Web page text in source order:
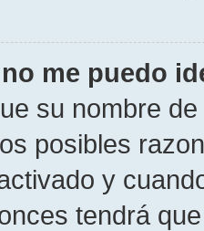
no me puedo
su nombre
posibles
y
tendrá